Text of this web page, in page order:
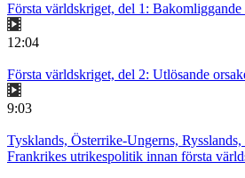
Första världskriget, del 1: Bakomliggande
12:04
Första världskriget, del 2: Utlösande
9:03
Tysklands, Österrike-Ungerns,
Frankrikes utrikespolitik innan första